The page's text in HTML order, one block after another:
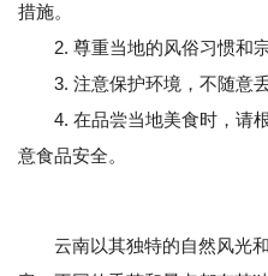
措施。
2. 尊重当地的风俗习惯和宗
3. 注意保护环境，不随意丢
4. 在品尝当地美食时，请根
意食品安全。
云南以其独特的自然风光和